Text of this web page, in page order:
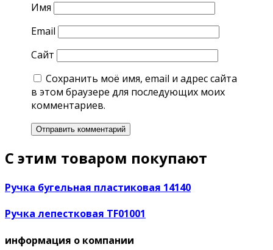
Имя
Email
Сайт
Сохранить моё имя, email и адрес сайта
в этом браузере для последующих моих
комментариев.
С этим товаром покупают
Ручка бугельная пластиковая 14140
Ручка лепестковая TF01001
информация о компании